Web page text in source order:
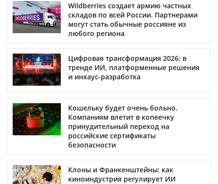
Wildberries создает армию частных
складов по всей России. Партнерами
могут стать обычные россияне из
любого региона
Цифровая трансформация 2026: в
тренде ИИ, платформенные решения
и инхаус-разработка
Кошельку будет очень больно.
Компаниям влетит в копеечку
принудительный переход на
российские сертификаты
безопасности
Клоны и Франкенштейны: как
киноиндустрия регулирует ИИ